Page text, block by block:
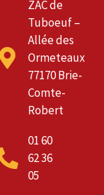
ZAC de
Tuboeuf –
Allée des
Ormeteaux
77170 Brie-
Comte-
Robert
01 60
62 36
05